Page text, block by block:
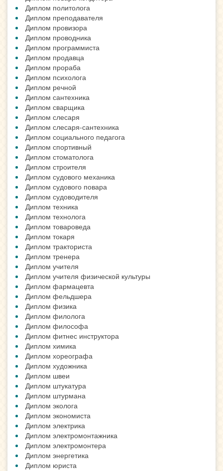
Диплом политолога
Диплом преподавателя
Диплом провизора
Диплом проводника
Диплом программиста
Диплом продавца
Диплом прораба
Диплом психолога
Диплом речной
Диплом сантехника
Диплом сварщика
Диплом слесаря
Диплом слесаря-сантехника
Диплом социального педагога
Диплом спортивный
Диплом стоматолога
Диплом строителя
Диплом судового механика
Диплом судового повара
Диплом судоводителя
Диплом техника
Диплом технолога
Диплом товароведа
Диплом токаря
Диплом тракториста
Диплом тренера
Диплом учителя
Диплом учителя физической культуры
Диплом фармацевта
Диплом фельдшера
Диплом физика
Диплом филолога
Диплом философа
Диплом фитнес инструктора
Диплом химика
Диплом хореографа
Диплом художника
Диплом швеи
Диплом штукатура
Диплом штурмана
Диплом эколога
Диплом экономиста
Диплом электрика
Диплом электромонтажника
Диплом электромонтера
Диплом энергетика
Диплом юриста